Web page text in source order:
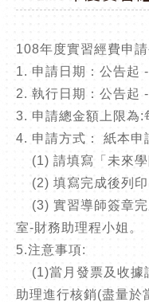
108年度實習經費申
1. 申請日期：公告起
2. 執行日期：公告起
3. 申請總金額上限為:
4. 申請方式： 紙本申
(1) 請填寫「未來學
(2) 填寫完成後列印
(3) 實習導師簽章完
室-財務助理程小姐。
5.注意事項:
(1)當月發票及收據
助理進行核銷(盡量於